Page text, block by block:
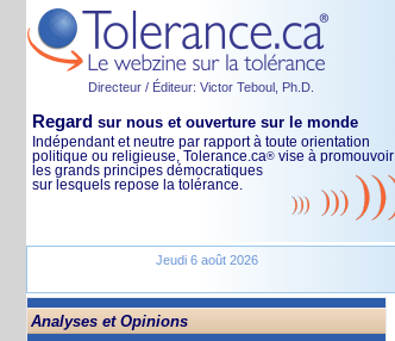
Directeur / Éditeur: Victor Teboul, Ph.D.
Regard sur nous et ouverture sur le monde
Indépendant et neutre par rapport à toute orientation
politique ou religieuse, Tolerance.ca® vise à promouvoir
les grands principes démocratiques
sur lesquels repose la tolérance.
Jeudi 6 août 2026
Analyses et Opinions